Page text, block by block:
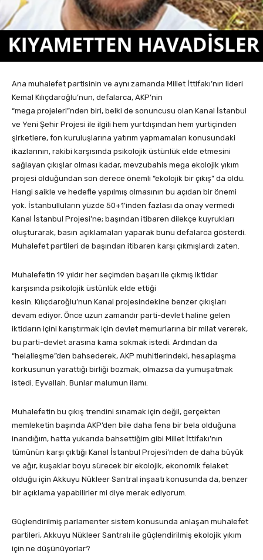
Ana muhalefet partisinin ve aynı zamanda Millet İttifakı’nın lideri
Kemal Kılıçdaroğlu’nun, defalarca, AKP’nin
“mega projeleri”nden biri, belki de sonuncusu olan Kanal İstanbul
ve Yeni Şehir Projesi ile ilgili hem yurtdışından hem yurtiçinden
şirketlere, fon kuruluşlarına yatırım yapmamaları konusundaki
ikazlarının, rakibi karşısında psikolojik üstünlük elde etmesini
sağlayan çıkışlar olması kadar, mevzubahis mega ekolojik yıkım
projesi olduğundan son derece önemli “ekolojik bir çıkış” da oldu.
Hangi saikle ve hedefle yapılmış olmasının bu açıdan bir önemi
yok. İstanbulluların yüzde 50+1’inden fazlası da onay vermedi
Kanal İstanbul Projesi’ne; başından itibaren dilekçe kuyrukları
oluşturarak, basın açıklamaları yaparak bunu defalarca gösterdi.
Muhalefet partileri de başından itibaren karşı çıkmışlardı zaten.
Muhalefetin 19 yıldır her seçimden başarı ile çıkmış iktidar
karşısında psikolojik üstünlük elde ettiği
kesin. Kılıçdaroğlu’nun Kanal projesindekine benzer çıkışları
devam ediyor. Önce uzun zamandır parti-devlet haline gelen
iktidarın içini karıştırmak için devlet memurlarına bir milat vererek,
bu parti-devlet arasına kama sokmak istedi. Ardından da
“helalleşme”den bahsederek, AKP muhitlerindeki, hesaplaşma
korkusunun yarattığı birliği bozmak, olmazsa da yumuşatmak
istedi. Eyvallah. Bunlar malumun ilamı.
Muhalefetin bu çıkış trendini sınamak için değil, gerçekten
memleketin başında AKP’den bile daha fena bir bela olduğuna
inandığım, hatta yukarıda bahsettiğim gibi Millet İttifakı’nın
tümünün karşı çıktığı Kanal İstanbul Projesi’nden de daha büyük
ve ağır, kuşaklar boyu sürecek bir ekolojik, ekonomik felaket
olduğu için Akkuyu Nükleer Santral inşaatı konusunda da, benzer
bir açıklama yapabilirler mi diye merak ediyorum.
Güçlendirilmiş parlamenter sistem konusunda anlaşan muhalefet
partileri, Akkuyu Nükleer Santralı ile güçlendirilmiş ekolojik yıkım
için ne düşünüyorlar?